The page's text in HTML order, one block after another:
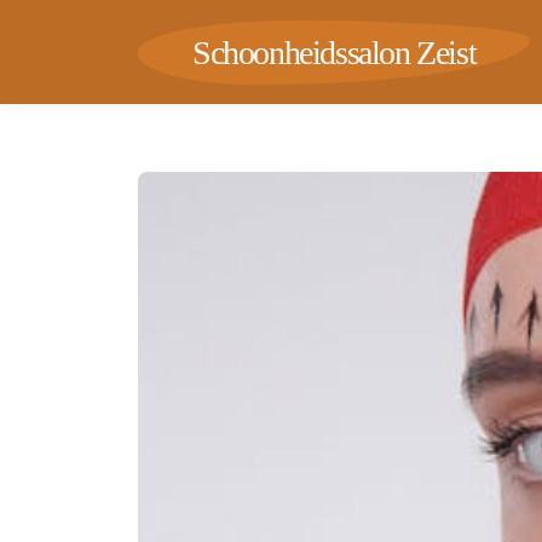
Schoonheidssalon Zeist